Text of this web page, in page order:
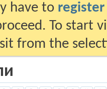
have to register
To start
from the